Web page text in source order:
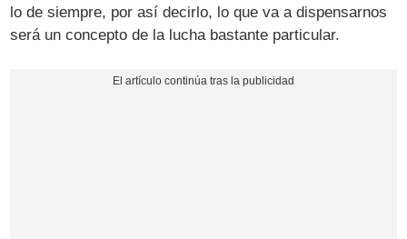
lo de siempre, por así decirlo, lo que va a dispensarnos
será un concepto de la lucha bastante particular.